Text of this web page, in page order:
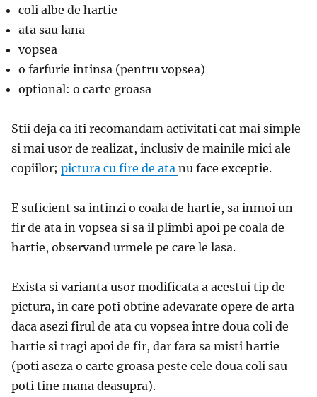
coli albe de hartie
ata sau lana
vopsea
o farfurie intinsa (pentru vopsea)
optional: o carte groasa
Stii deja ca iti recomandam activitati cat mai simple
si mai usor de realizat, inclusiv de mainile mici ale
copiilor; pictura cu fire de ata nu face exceptie.
E suficient sa intinzi o coala de hartie, sa inmoi un
fir de ata in vopsea si sa il plimbi apoi pe coala de
hartie, observand urmele pe care le lasa.
Exista si varianta usor modificata a acestui tip de
pictura, in care poti obtine adevarate opere de arta
daca asezi firul de ata cu vopsea intre doua coli de
hartie si tragi apoi de fir, dar fara sa misti hartie
(poti aseza o carte groasa peste cele doua coli sau
poti tine mana deasupra).